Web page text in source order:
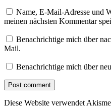
Name, E-Mail-Adresse und
meinen nächsten Kommentar
Benachrichtige mich über
Mail.
Benachrichtige mich über
Diese Website verwendet